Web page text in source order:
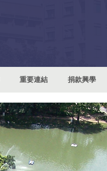
重要連結 捐款興學